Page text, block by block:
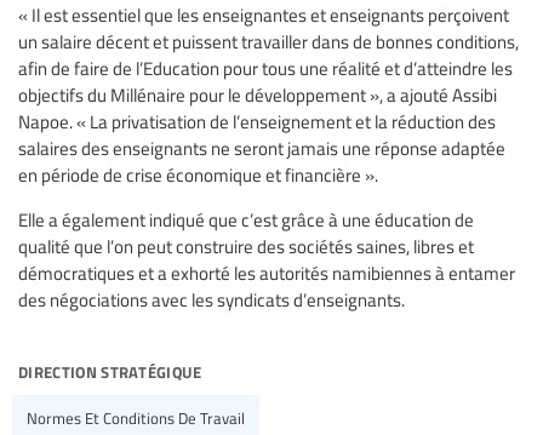
« Il est essentiel que les enseignantes et enseignants perçoivent
un salaire décent et puissent travailler dans de bonnes conditions,
afin de faire de l’Education pour tous une réalité et d’atteindre les
objectifs du Millénaire pour le développement », a ajouté Assibi
Napoe. « La privatisation de l’enseignement et la réduction des
salaires des enseignants ne seront jamais une réponse adaptée
en période de crise économique et financière ».
Elle a également indiqué que c’est grâce à une éducation de
qualité que l’on peut construire des sociétés saines, libres et
démocratiques et a exhorté les autorités namibiennes à entamer
des négociations avec les syndicats d’enseignants.
direction stratégique
Normes Et Conditions De Travail